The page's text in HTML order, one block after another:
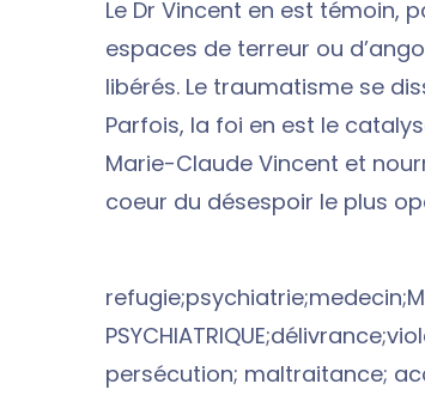
Le Dr Vincent en est témoin,
espaces de terreur ou
libérés. Le traumatisme se
Parfois, la foi en est le
Marie-Claude Vincent et
coeur du désespoir le plus
persécution; maltraitance;